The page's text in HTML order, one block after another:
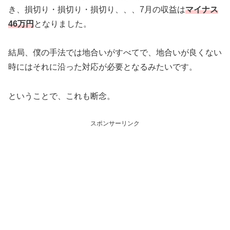
き、損切り・損切り・損切り、、、7月の収益はマイナス
46万円となりました。
結局、僕の手法では地合いがすべてで、地合いが良くない
時にはそれに沿った対応が必要となるみたいです。
ということで、これも断念。
スポンサーリンク